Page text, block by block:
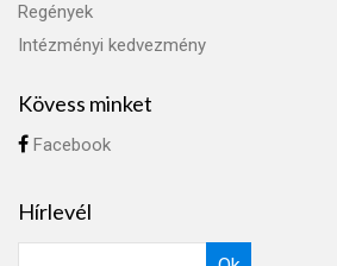
Regények
Intézményi kedvezmény
Kövess minket
Facebook
Hírlevél